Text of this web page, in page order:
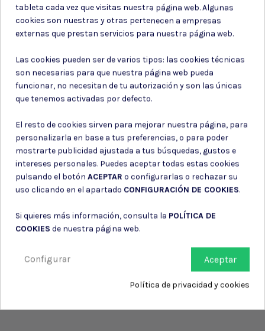
información de contacto en el aviso legal.
Consiento el uso de mis datos para los fines indicados en la
Política de privacidad
Consiento el uso de mis datos personales para recibir publicidad
de su entidad.
tableta cada vez que visitas nuestra página web. Algunas
cookies son nuestras y otras pertenecen a empresas
externas que prestan servicios para nuestra página web.
Las cookies pueden ser de varios tipos: las cookies técnicas
son necesarias para que nuestra página web pueda
funcionar, no necesitan de tu autorización y son las únicas
que tenemos activadas por defecto.
El resto de cookies sirven para mejorar nuestra página, para
personalizarla en base a tus preferencias, o para poder
mostrarte publicidad ajustada a tus búsquedas, gustos e
intereses personales. Puedes aceptar todas estas cookies
pulsando el botón ACEPTAR o configurarlas o rechazar su
uso clicando en el apartado CONFIGURACIÓN DE COOKIES.
Si quieres más información, consulta la POLÍTICA DE
COOKIES de nuestra página web.
Aceptar
Configurar
Política de privacidad y cookies